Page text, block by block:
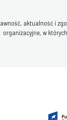
aktualność i
organizacyjne, w